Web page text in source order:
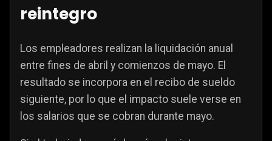
reintegro
Los empleadores realizan la liquidación anual
entre fines de abril y comienzos de mayo. El
resultado se incorpora en el recibo de sueldo
siguiente, por lo que el impacto suele verse en
los salarios que se cobran durante mayo.